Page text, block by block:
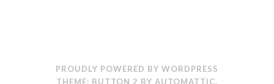
PROUDLY POWERED BY WORDPRESS
THEME: BUTTON 2 BY AUTOMATTIC.